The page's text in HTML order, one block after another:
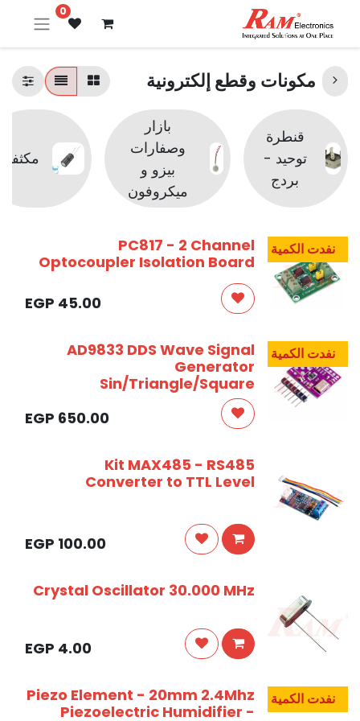
0
مكونات وقطع إلكترونية
قنطرة
توحيد -
بردج
بازار
وصفارات
بيزو و
ميكروفون
نفدت الكمية
PC817 - 2 Channel
Optocoupler Isolation Board
45.00
نفدت الكمية
AD9833 DDS Wave Signal
Generator
Sin/Triangle/Square
650.00
Kit MAX485 - RS485
Converter to TTL Level
100.00
Crystal Oscillator 30.000 MHz
4.00
نفدت الكمية
Piezo Element - 20mm 2.4Mhz
Piezoelectric Humidifier -